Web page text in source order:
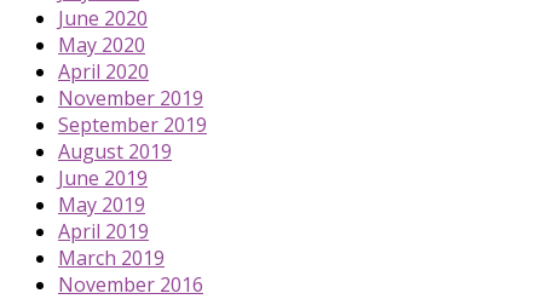
June 2020
May 2020
April 2020
November 2019
September 2019
August 2019
June 2019
May 2019
April 2019
March 2019
November 2016